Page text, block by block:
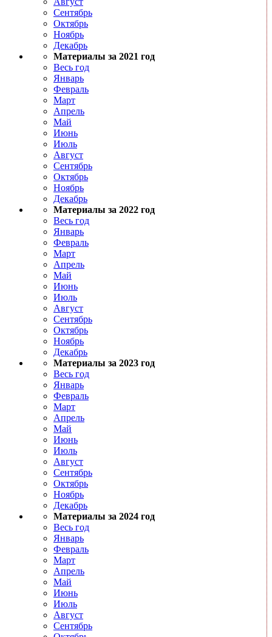
Сентябрь
Октябрь
Ноябрь
Декабрь
Материалы за 2021 год
Весь год
Январь
Февраль
Март
Апрель
Май
Июнь
Июль
Август
Сентябрь
Октябрь
Ноябрь
Декабрь
Материалы за 2022 год
Весь год
Январь
Февраль
Март
Апрель
Май
Июнь
Июль
Август
Сентябрь
Октябрь
Ноябрь
Декабрь
Материалы за 2023 год
Весь год
Январь
Февраль
Март
Апрель
Май
Июнь
Июль
Август
Сентябрь
Октябрь
Ноябрь
Декабрь
Материалы за 2024 год
Весь год
Январь
Февраль
Март
Апрель
Май
Июнь
Июль
Август
Сентябрь